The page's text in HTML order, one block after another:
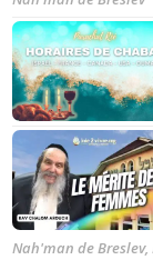
Nah'man de Breslev,